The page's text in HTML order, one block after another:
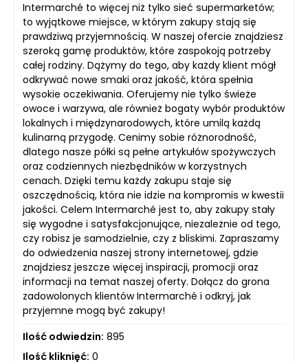
Intermarché to więcej niż tylko sieć supermarketów;
to wyjątkowe miejsce, w którym zakupy stają się
prawdziwą przyjemnością. W naszej ofercie znajdziesz
szeroką gamę produktów, które zaspokoją potrzeby
całej rodziny. Dążymy do tego, aby każdy klient mógł
odkrywać nowe smaki oraz jakość, która spełnia
wysokie oczekiwania. Oferujemy nie tylko świeże
owoce i warzywa, ale również bogaty wybór produktów
lokalnych i międzynarodowych, które umilą każdą
kulinarną przygodę. Cenimy sobie różnorodność,
dlatego nasze półki są pełne artykułów spożywczych
oraz codziennych niezbędników w korzystnych
cenach. Dzięki temu każdy zakupu staje się
oszczędnością, która nie idzie na kompromis w kwestii
jakości. Celem Intermarché jest to, aby zakupy stały
się wygodne i satysfakcjonujące, niezależnie od tego,
czy robisz je samodzielnie, czy z bliskimi. Zapraszamy
do odwiedzenia naszej strony internetowej, gdzie
znajdziesz jeszcze więcej inspiracji, promocji oraz
informacji na temat naszej oferty. Dołącz do grona
zadowolonych klientów Intermarché i odkryj, jak
przyjemne mogą być zakupy!
Ilość odwiedzin: 895
Ilość kliknięć: 0